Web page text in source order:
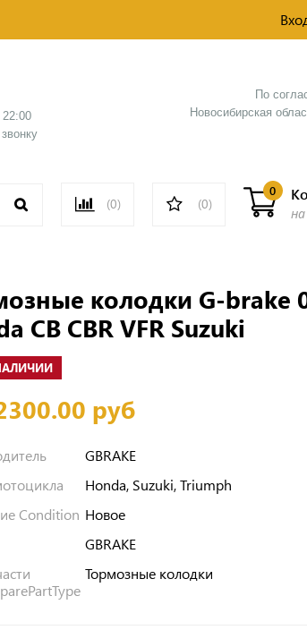
По
Новосибирская
(0) (0)
0
колодки G-brake
CB CBR VFR Suzuki
руб
GBRAKE
Honda, Suzuki, Triumph
Condition Новое
GBRAKE
Тормозные колодки